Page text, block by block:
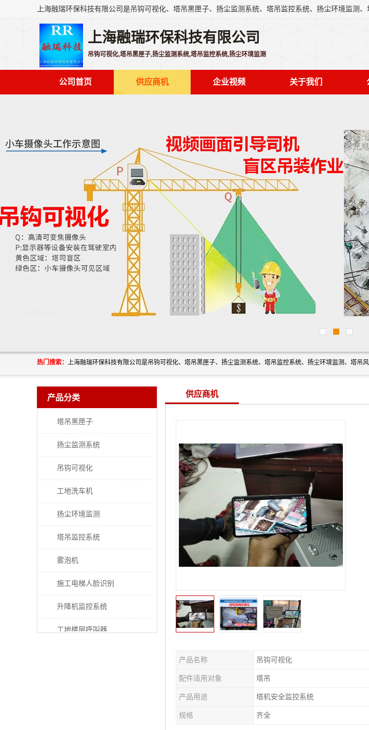
上海融瑞环保科技有限公司
吊钩可视化,塔吊黑匣子,扬尘监测系统,塔吊监控系统,扬尘环境监测
公司首页 供应商机 企业视频 关于我们
热门搜索：
产品分类
塔吊黑匣子
扬尘监测系统
吊钩可视化
工地洗车机
扬尘环境监测
塔吊监控系统
雾泡机
施工电梯人脸识别
升降机监控系统
工地楼层呼叫器
供应商机
产品名称 吊钩可视化
配件适用对象 塔吊
产品用途 塔机安全监控系统
规格 齐全